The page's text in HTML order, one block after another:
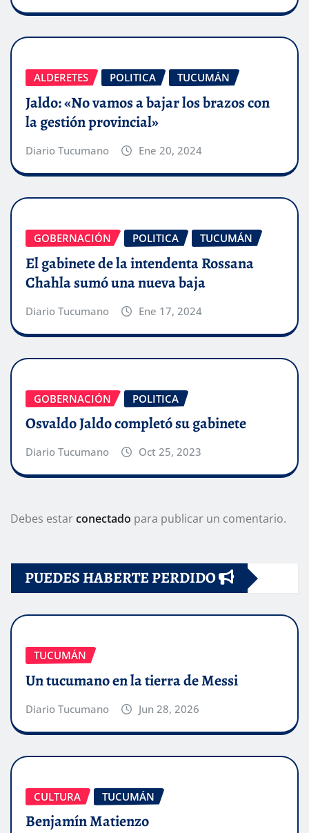
ALDERETES POLITICA TUCUMÁN
Jaldo: «No vamos a bajar los brazos con
la gestión provincial»
Diario Tucumano Ene 20, 2024
GOBERNACIÓN POLITICA TUCUMÁN
El gabinete de la intendenta Rossana
Chahla sumó una nueva baja
Diario Tucumano Ene 17, 2024
GOBERNACIÓN POLITICA
Osvaldo Jaldo completó su gabinete
Diario Tucumano Oct 25, 2023
Debes estarconectado para publicar un comentario.
PUEDES HABERTE PERDIDO
TUCUMÁN
Un tucumano en la tierra de Messi
Diario Tucumano Jun 28, 2026
CULTURA TUCUMÁN
Benjamín Matienzo